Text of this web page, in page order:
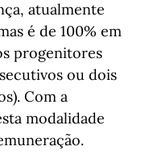
atualmente
é de 100% em
progenitores
ou dois
Com a
modalidade